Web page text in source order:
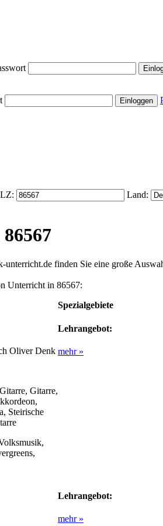
Land:
finden Sie eine große
Unterricht in 86567:
Spezialgebiete
Oliver Denk
Gitarre,
Steirische
Lehrangebot:
mehr »
Lehrangebot:
mehr »